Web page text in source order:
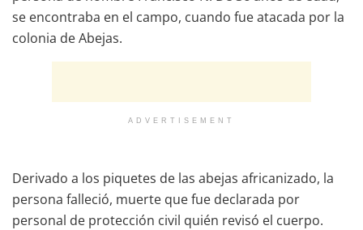
se encontraba en el campo, cuando fue atacada por la
colonia de Abejas.
ADVERTISEMENT
Derivado a los piquetes de las abejas africanizado, la
persona falleció, muerte que fue declarada por
personal de protección civil quién revisó el cuerpo.